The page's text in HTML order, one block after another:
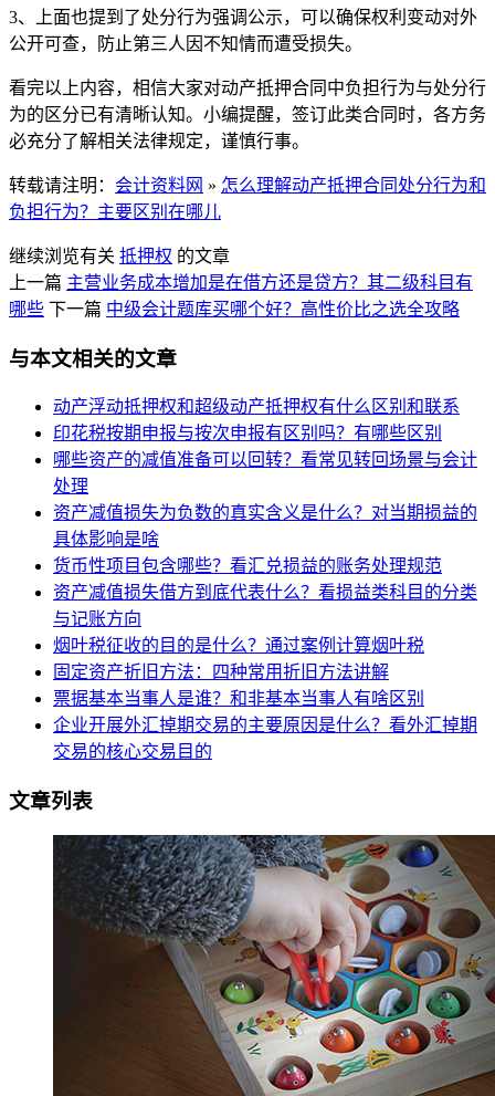
3、上面也提到了处分行为强调公示，可以确保权利变动对外
公开可查，防止第三人因不知情而遭受损失。
看完以上内容，相信大家对动产抵押合同中负担行为与处分行
为的区分已有清晰认知。小编提醒，签订此类合同时，各方务
必充分了解相关法律规定，谨慎行事。
转载请注明： 会计资料网 » 怎么理解动产抵押合同处分行为和
负担行为？主要区别在哪儿
继续浏览有关 抵押权 的文章
上一篇 主营业务成本增加是在借方还是贷方？其二级科目有
哪些 下一篇 中级会计题库买哪个好？高性价比之选全攻略
与本文相关的文章
动产浮动抵押权和超级动产抵押权有什么区别和联系
印花税按期申报与按次申报有区别吗？有哪些区别
哪些资产的减值准备可以回转？看常见转回场景与会计
处理
资产减值损失为负数的真实含义是什么？对当期损益的
具体影响是啥
货币性项目包含哪些？看汇兑损益的账务处理规范
资产减值损失借方到底代表什么？看损益类科目的分类
与记账方向
烟叶税征收的目的是什么？通过案例计算烟叶税
固定资产折旧方法：四种常用折旧方法讲解
票据基本当事人是谁？和非基本当事人有啥区别
企业开展外汇掉期交易的主要原因是什么？看外汇掉期
交易的核心交易目的
文章列表